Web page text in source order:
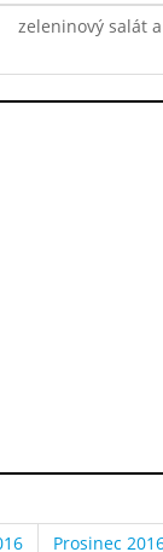
zeleninový salát
Prosinec